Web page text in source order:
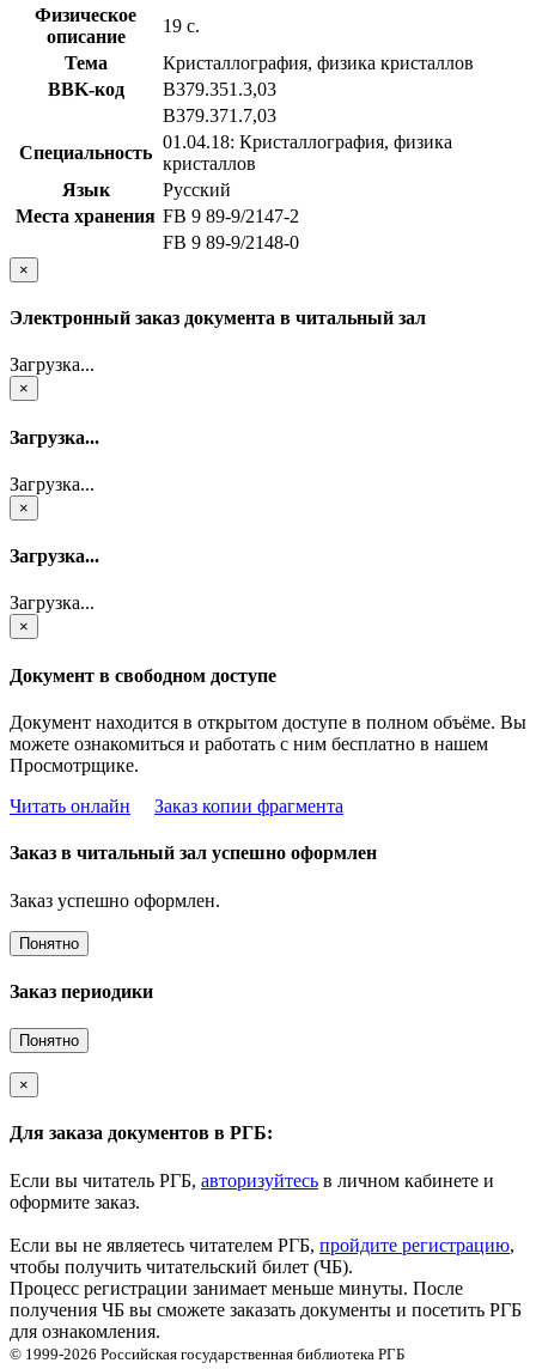
Физическое
описание
19 с.
Тема
Кристаллография, физика кристаллов
BBK-код
В379.351.3,03
В379.371.7,03
Специальность
01.04.18: Кристаллография, физика
кристаллов
Язык
Русский
Места хранения FB 9 89-9/2147-2
FB 9 89-9/2148-0
×
Электронный заказ документа в читальный зал
Загрузка...
×
Загрузка...
Загрузка...
×
Загрузка...
Загрузка...
×
Документ в свободном доступе
Документ находится в открытом доступе в полном объёме. Вы
можете ознакомиться и работать с ним бесплатно в нашем
Просмотрщике.
Читать онлайн
Заказ копии фрагмента
Заказ в читальный зал успешно оформлен
Заказ успешно оформлен.
Понятно
Заказ периодики
Понятно
×
Для заказа документов в РГБ:
Если вы читатель РГБ, авторизуйтесь в личном кабинете и
оформите заказ.
Если вы не являетесь читателем РГБ, пройдите регистрацию,
чтобы получить читательский билет (ЧБ).
Процесс регистрации занимает меньше минуты. После
получения ЧБ вы сможете заказать документы и посетить РГБ
для ознакомления.
© 1999-2026 Российская государственная библиотека РГБ